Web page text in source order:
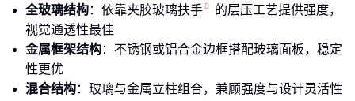
全玻璃结构：依靠夹胶玻璃扶手
的层压工艺提供强度，
视觉通透性最佳
金属框架结构：不锈钢或铝合金边框搭配玻璃面板，稳定
性更优
混合结构：玻璃与金属立柱组合，兼顾强度与设计灵活性